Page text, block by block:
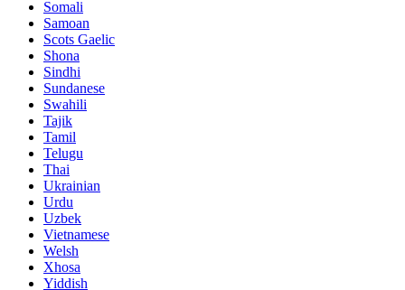
Somali
Samoan
Scots Gaelic
Shona
Sindhi
Sundanese
Swahili
Tajik
Tamil
Telugu
Thai
Ukrainian
Urdu
Uzbek
Vietnamese
Welsh
Xhosa
Yiddish